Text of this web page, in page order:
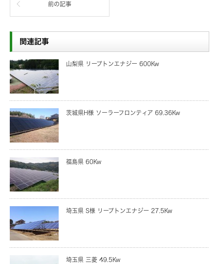
前の記事
関連記事
山梨県 リープトンエナジー 600Kw
茨城県H様 ソーラーフロンティア 69.36Kw
福島県 60Kw
埼玉県 S様 リープトンエナジー 27.5Kw
埼玉県 三菱 49.5Kw